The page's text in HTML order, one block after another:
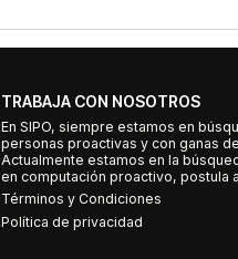
TRABAJA CON NOSOTROS
En SIPO, siempre estamos en
personas proactivas y con ganas
Actualmente estamos en la
en computación proactivo, postula
Términos y Condiciones
Política de privacidad